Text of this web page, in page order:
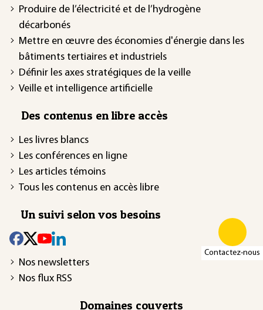
Contactez-nous
Produire de l’électricité et de l’hydrogène
décarbonés
Mettre en œuvre des économies d'énergie dans les
bâtiments tertiaires et industriels
Définir les axes stratégiques de la veille
Veille et intelligence artificielle
Des contenus en libre accès
Les livres blancs
Les conférences en ligne
Les articles témoins
Tous les contenus en accès libre
Un suivi selon vos besoins
Nos newsletters
Nos flux RSS
Domaines couverts